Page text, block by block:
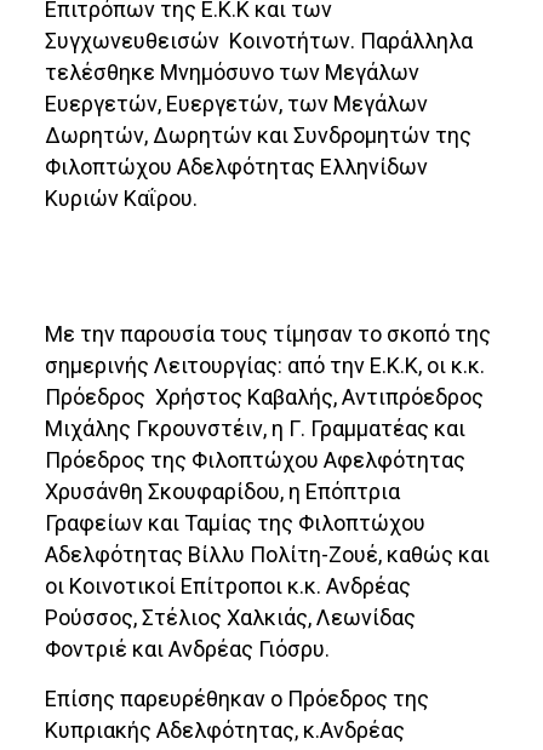
Επιτρόπων της Ε.Κ.Κ και των
Συγχωνευθεισών Κοινοτήτων. Παράλληλα
τελέσθηκε Μνημόσυνο των Μεγάλων
Ευεργετών, Ευεργετών, των Μεγάλων
Δωρητών, Δωρητών και Συνδρομητών της
Φιλοπτώχου Αδελφότητας Ελληνίδων
Κυριών Καΐρου.
Με την παρουσία τους τίμησαν το σκοπό της
σημερινής Λειτουργίας: από την Ε.Κ.Κ, οι κ.κ.
Πρόεδρος Χρήστος Καβαλής, Αντιπρόεδρος
Μιχάλης Γκρουνστέιν, η Γ. Γραμματέας και
Πρόεδρος της Φιλοπτώχου Αφελφότητας
Χρυσάνθη Σκουφαρίδου, η Επόπτρια
Γραφείων και Ταμίας της Φιλοπτώχου
Αδελφότητας Βίλλυ Πολίτη-Ζουέ, καθώς και
οι Κοινοτικοί Επίτροποι κ.κ. Ανδρέας
Ρούσσος, Στέλιος Χαλκιάς, Λεωνίδας
Φοντριέ και Ανδρέας Γιόσρυ.
Επίσης παρευρέθηκαν ο Πρόεδρος της
Κυπριακής Αδελφότητας, κ.Ανδρέας